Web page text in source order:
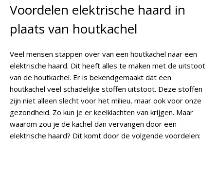
Voordelen elektrische haard in
plaats van houtkachel
Veel mensen stappen over van een houtkachel naar een
elektrische haard. Dit heeft alles te maken met de uitstoot
van de houtkachel. Er is bekendgemaakt dat een
houtkachel veel schadelijke stoffen uitstoot. Deze stoffen
zijn niet alleen slecht voor het milieu, maar ook voor onze
gezondheid. Zo kun je er keelklachten van krijgen. Maar
waarom zou je de kachel dan vervangen door een
elektrische haard? Dit komt door de volgende voordelen: